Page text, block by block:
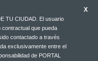
TU CIUDAD. El usuario
que pueda
contactado a través
exclusivamente entre el
de PORTAL
X
EUR